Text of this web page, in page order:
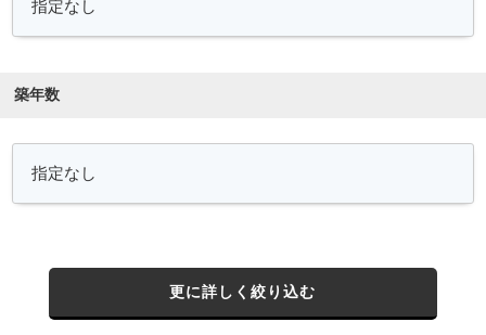
築年数
更に詳しく絞り込む